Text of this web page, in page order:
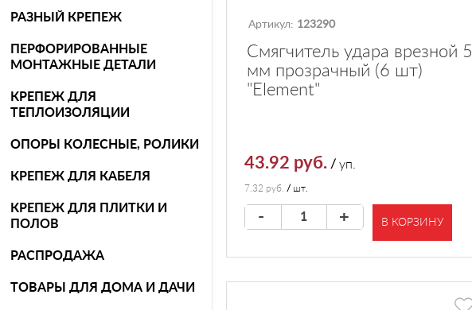
РАЗНЫЙ КРЕПЕЖ
ПЕРФОРИРОВАННЫЕ
МОНТАЖНЫЕ ДЕТАЛИ
КРЕПЕЖ ДЛЯ
ТЕПЛОИЗОЛЯЦИИ
ОПОРЫ КОЛЕСНЫЕ, РОЛИКИ
КРЕПЕЖ ДЛЯ КАБЕЛЯ
КРЕПЕЖ ДЛЯ ПЛИТКИ И
ПОЛОВ
РАСПРОДАЖА
ТОВАРЫ ДЛЯ ДОМА И ДАЧИ
Артикул: 123290
Смягчитель удара врезной 5
мм прозрачный (6 шт)
"Element"
43.92 руб./ уп.
7.32 руб. / шт.
- + В КОРЗИНУ